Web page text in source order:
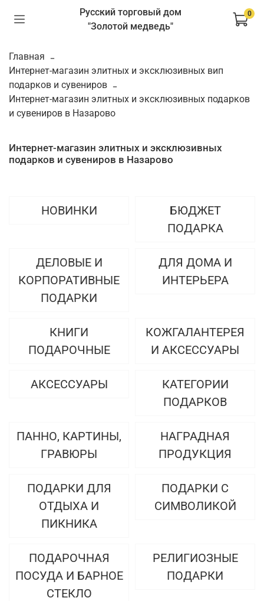
Русский торговый дом
"Золотой медведь"
0
Главная
Интернет-магазин элитных и эксклюзивных вип
подарков и сувениров
Интернет-магазин элитных и эксклюзивных подарков
и сувениров в Назарово
Интернет-магазин элитных и эксклюзивных
подарков и сувениров в Назарово
НОВИНКИ
БЮДЖЕТ
ПОДАРКА
ДЕЛОВЫЕ И
КОРПОРАТИВНЫЕ
ПОДАРКИ
ДЛЯ ДОМА И
ИНТЕРЬЕРА
КНИГИ
ПОДАРОЧНЫЕ
КОЖГАЛАНТЕРЕЯ
И АКСЕССУАРЫ
АКСЕССУАРЫ
КАТЕГОРИИ
ПОДАРКОВ
ПАННО, КАРТИНЫ,
ГРАВЮРЫ
НАГРАДНАЯ
ПРОДУКЦИЯ
ПОДАРКИ ДЛЯ
ОТДЫХА И
ПИКНИКА
ПОДАРКИ С
СИМВОЛИКОЙ
ПОДАРОЧНАЯ
ПОСУДА И БАРНОЕ
СТЕКЛО
РЕЛИГИОЗНЫЕ
ПОДАРКИ